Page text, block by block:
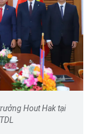
Hout Hak tại